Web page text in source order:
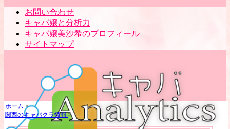
お問い合わせ
キャバ嬢と分析力
キャバ嬢美沙希のプロフィール
サイトマップ
ホーム >
関西のキャバクラ情報 >